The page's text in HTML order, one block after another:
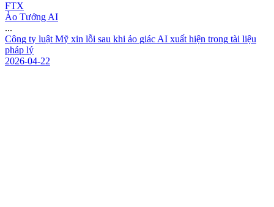
FTX
Ảo Tưởng AI
...
Công ty luật Mỹ xin lỗi sau khi ảo giác AI xuất hiện trong tài liệu
pháp lý
2026-04-22